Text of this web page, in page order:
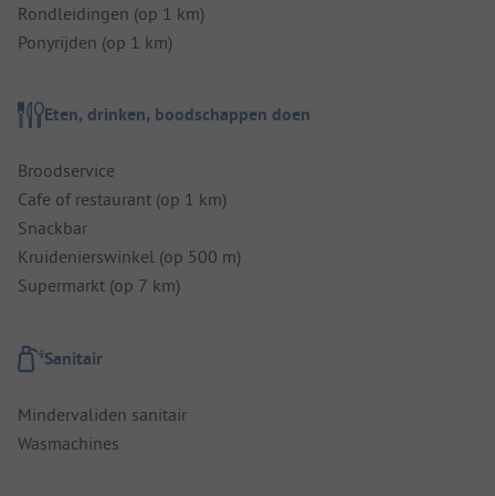
Rondleidingen (op 1 km)
Ponyrijden (op 1 km)
Eten, drinken, boodschappen doen
Broodservice
Cafe of restaurant (op 1 km)
Snackbar
Kruidenierswinkel (op 500 m)
Supermarkt (op 7 km)
Sanitair
Mindervaliden sanitair
Wasmachines